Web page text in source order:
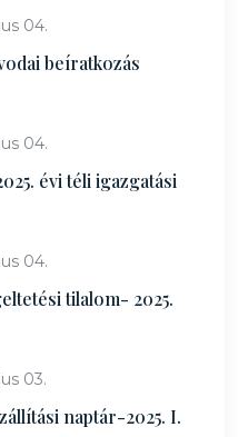
04.
beíratkozás
04.
évi téli igazgatási
04.
tilalom- 2025.
03.
naptár-2025. I.